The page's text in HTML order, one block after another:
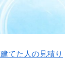
てた人の見積り